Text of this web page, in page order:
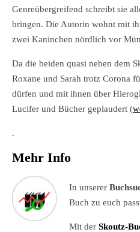
Genreübergreifend schreibt sie
bringen. Die Autorin wohnt mit
zwei Kaninchen nördlich vor
Da die beiden quasi neben dem
Roxane und Sarah trotz Corona
dürfen und mit ihnen über
Lucifer und Bücher geplaudert (
.
Mehr Info
In unserer
Buch zu euch
Mit der Skoutz-